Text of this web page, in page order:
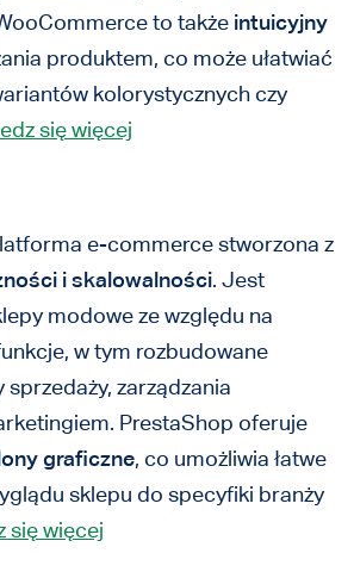
to także intuicyjny
produktem, co może ułatwiać
kolorystycznych czy
się więcej
e-commerce stworzona z
i skalowalności. Jest
modowe ze względu na
w tym rozbudowane
sprzedaży, zarządzania
PrestaShop oferuje
graficzne, co umożliwia łatwe
sklepu do specyfiki branży
się więcej